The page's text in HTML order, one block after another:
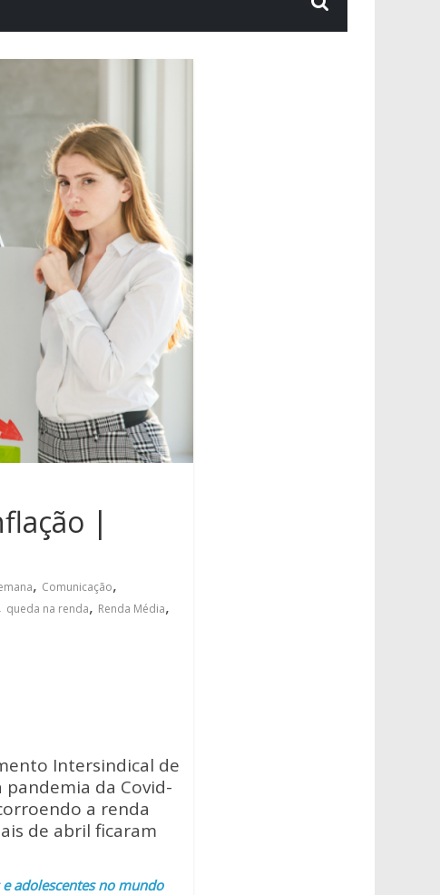
|
, Comunicação,
queda na renda, Renda Média,
Intersindical de
pandemia da Covid-
a renda
de abril ficaram
adolescentes no mundo